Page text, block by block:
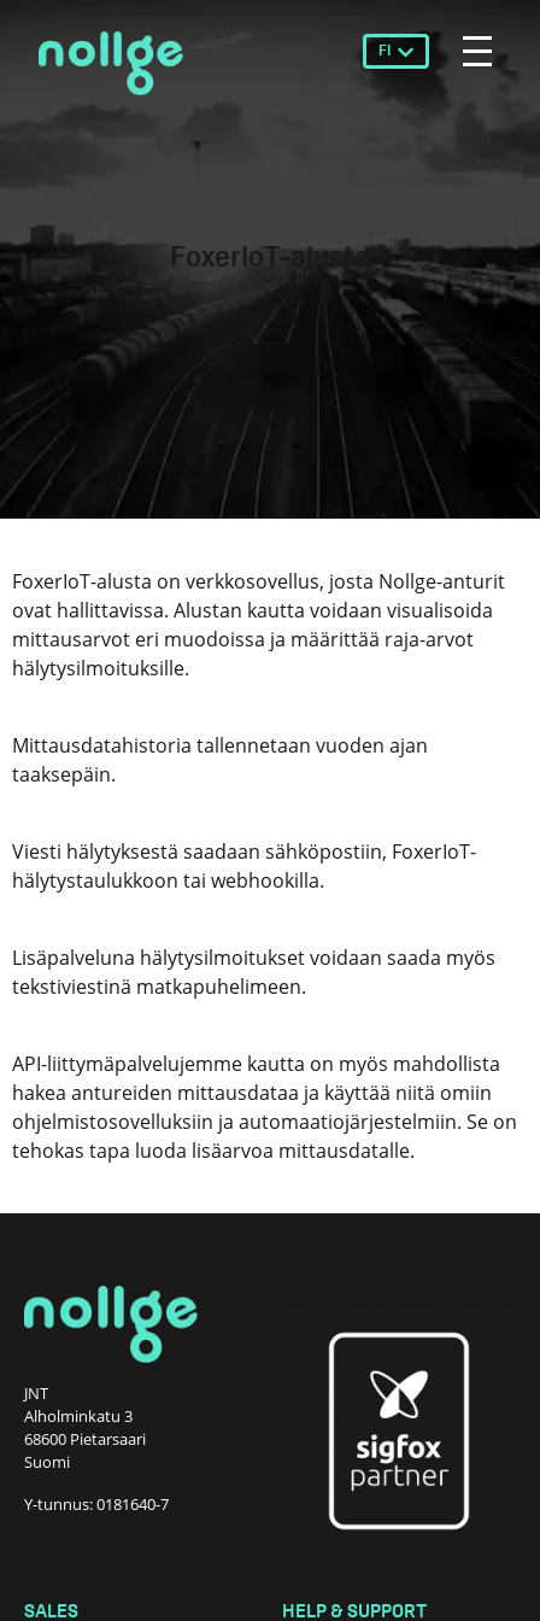
FI
FoxerIoT-alusta
FoxerIoT-alusta on verkkosovellus, josta Nollge-anturit
ovat hallittavissa. Alustan kautta voidaan visualisoida
mittausarvot eri muodoissa ja määrittää raja-arvot
hälytysilmoituksille.
Mittausdatahistoria tallennetaan vuoden ajan
taaksepäin.
Viesti hälytyksestä saadaan sähköpostiin, FoxerIoT-
hälytystaulukkoon tai webhookilla.
Lisäpalveluna hälytysilmoitukset voidaan saada myös
tekstiviestinä matkapuhelimeen.
API-liittymäpalvelujemme kautta on myös mahdollista
hakea antureiden mittausdataa ja käyttää niitä omiin
ohjelmistosovelluksiin ja automaatiojärjestelmiin. Se on
tehokas tapa luoda lisäarvoa mittausdatalle.
JNT
Alholminkatu 3
68600 Pietarsaari
Suomi
Y-tunnus: 0181640-7
SALES HELP & SUPPORT